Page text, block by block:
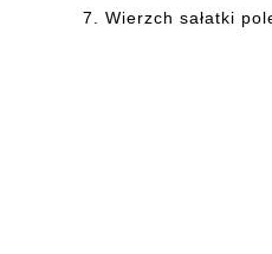
7. Wierzch sałatki